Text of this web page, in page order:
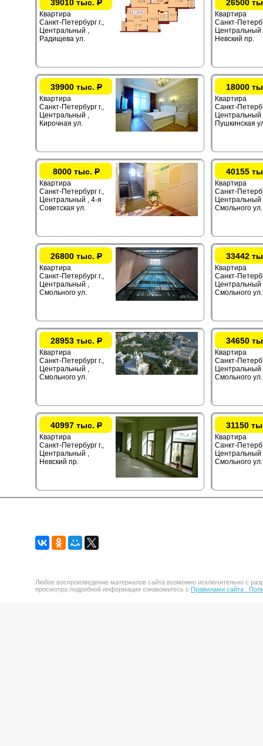
39010 тыс.Р
Квартира
Санкт-Петербург г.,
Центральный ,
Радищева ул.
26500
Квартира
Санкт-
Центральный
Невский пр.
39900 тыс.Р
Квартира
Санкт-Петербург г.,
Центральный ,
Кирочная ул.
18000
Квартира
Санкт-
Центральный
Пушкинская
8000 тыс.Р
Квартира
Санкт-Петербург г.,
Центральный , 4-я
Советская ул.
40155
Квартира
Санкт-
Центральный
Смольного ул.
26800 тыс.Р
Квартира
Санкт-Петербург г.,
Центральный ,
Смольного ул.
33442
Квартира
Санкт-
Центральный
Смольного ул.
28953 тыс.Р
Квартира
Санкт-Петербург г.,
Центральный ,
Смольного ул.
34650
Квартира
Санкт-
Центральный
Смольного ул.
40997 тыс.Р
Квартира
Санкт-Петербург г.,
Центральный ,
Невский пр.
31150
Квартира
Санкт-
Центральный
Смольного ул.
Любое воспроизведение материалов сайта возможно исключительно с
просмотра подробной информации ознакомьтесь с Правилами сайта .